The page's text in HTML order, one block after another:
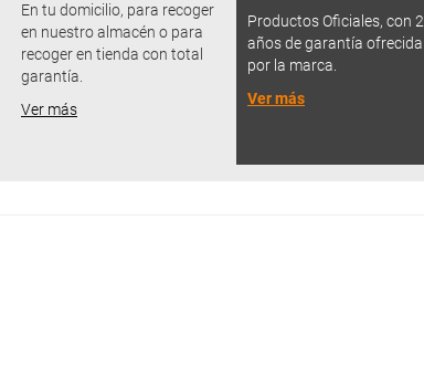
En tu domicilio, para recoger
en nuestro almacén o para
recoger en tienda con total
garantía.
Ver más
Productos Oficiales, con 2
años de garantía ofrecida
por la marca.
Ver más